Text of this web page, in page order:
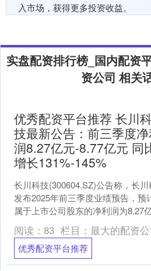
入市场，获得更多投资收益。
实盘配资排行榜_国内配资
资公司 相关
优秀配资平台推荐 长川
技最新公告：前三季度
润8.27亿元-8.77亿元 同
增长131%-145%
长川科技(300604.SZ)公告称，长川
发布2025年前三季度业绩预告，预
属于上市公司股东的净利润为8.27
元-8.77亿元，比上年同期增长131.....
阅读： 83 栏目： 最大的配资公
优秀配资平台推荐